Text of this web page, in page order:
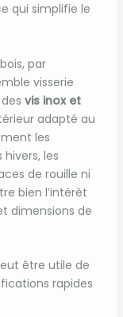
qui simplifie le
par
visserie
vis inox et
adapté au
les
hivers, les
de rouille ni
bien l’intérêt
dimensions de
être utile de
rapides